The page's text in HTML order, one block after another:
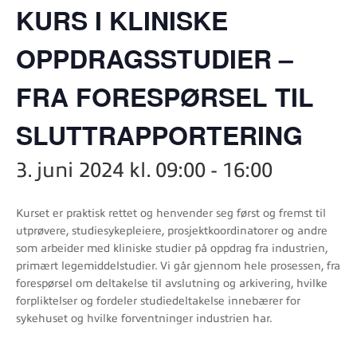
KURS I KLINISKE
OPPDRAGSSTUDIER –
FRA FORESPØRSEL TIL
SLUTTRAPPORTERING
3. juni 2024 kl. 09:00 - 16:00
Kurset er praktisk rettet og henvender seg først og fremst til
utprøvere, studiesykepleiere, prosjektkoordinatorer og andre
som arbeider med kliniske studier på oppdrag fra industrien,
primært legemiddelstudier. Vi går gjennom hele prosessen, fra
forespørsel om deltakelse til avslutning og arkivering, hvilke
forpliktelser og fordeler studiedeltakelse innebærer for
sykehuset og hvilke forventninger industrien har.